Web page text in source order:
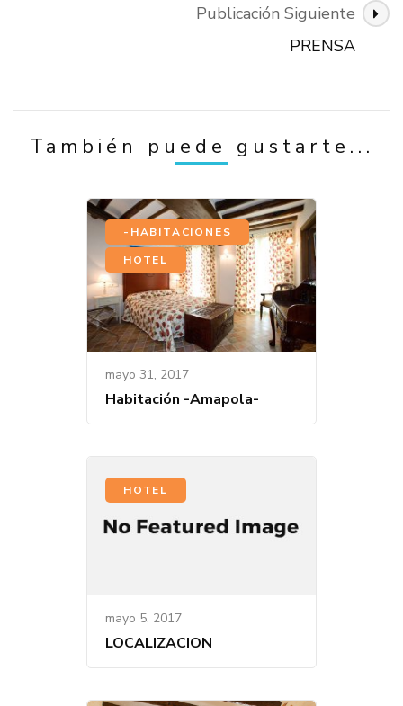
NavegaciónPublicación Siguiente
PRENSA
También puede gustarte...
-HABITACIONES ,
HOTEL
mayo 31, 2017
Habitación -Amapola-
HOTEL
mayo 5, 2017
LOCALIZACION